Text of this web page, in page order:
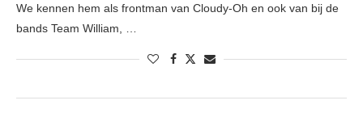
We kennen hem als frontman van Cloudy-Oh en ook van bij de
bands Team William, …